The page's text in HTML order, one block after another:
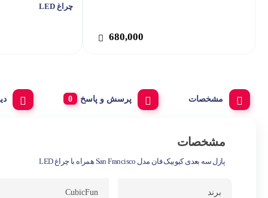
680,000
چراغ LED
مشخصات پرسش و پاسخ
مشخصات
پازل سه بعدی کیوبیک فان مدل San Francisco همراه با چراغ LED
برند CubicFun